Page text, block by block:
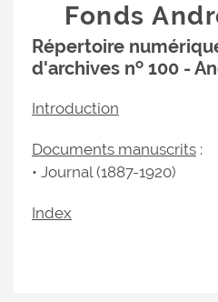
Fonds
Répertoire
d'archives no 100 -
Introduction
Documents manuscrits :
• Journal (1887-1920)
Index